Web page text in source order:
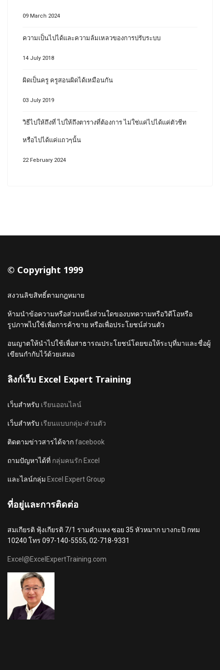
09 March 2024
ความเป็นไปได้และความล้มเหลวของการปรับระบบ
14 July 2018
ผิดเป็นครู ครูสอนผิดได้เหมือนกัน
03 July 2019
วิธีไปให้ถึงที่ ไปให้ถึงตารางที่ต้องการ ไม่ใช่แค่ไปได้แค่ตัวชีท
หรือไปได้แค่แถวๆนั้น
22 February 2024
© Copyright 1999
สงวนลิขสิทธิ์ตามกฎหมาย
ห้ามนำข้อความหรือส่วนหนึ่งส่วนใดของบทความหรือวิดีโอหรือ
รูปภาพไปใช้เพื่อการค้าขาย หรือเพื่อประโยชน์ส่วนตัว
อนญาตให้นำไปใช้เพื่อสาธารณประโยชน์โดยขอให้ระบุที่มาและชื่อผู้
เขียนกำกับไว้ด้วยเสมอ
ลิงก์เว็บ Excel Expert Training
เว็บสำหรับ เรียนออนไลน์
เว็บสำหรับ เรียนแบบกลุ่ม-ส่วนตัว
ติดตามข่าวสารได้จากfacebook
ถามปัญหาได้ที่ กลุ่มคนรัก Excel
และไลน์กลุ่ม Excel Expert Group
ที่อยู่และการติดต่อ
สมเกียรติ ฟุ้งเกียรติ 7/1 รามคำแหง ซอย 35 หัวหมาก บางกะปิ กทม
10240 โทร 097-140-5555, 02-718-9331
Excel@ExcelExpertTraining.com